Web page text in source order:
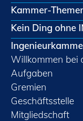
Kammer-
Kein Ding ohne
Willkommen bei
Aufgaben
Gremien
Geschäftsstelle
Mitgliedschaft